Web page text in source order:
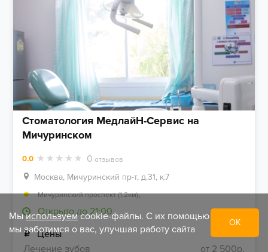
Стоматология МедлайН-Сервис на
Мичуринском
0.0 0 отзывов
Москва, Мичуринский пр-т, д.31, к.7
Мичуринский проспект (1.2км),
Открыто до 21:00
Цены
Лечение зубов
от 2 500р.
Мыиспользуемcookie-файлы. С их помощью
мы заботимся о вас, улучшая работу сайта
ОК